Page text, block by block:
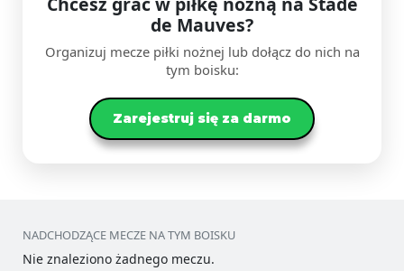
de Mauves?
Organizuj mecze piłki nożnej lub dołącz do nich na
tym boisku:
Zarejestruj się za darmo
NADCHODZĄCE MECZE NA TYM BOISKU
Nie znaleziono żadnego meczu.